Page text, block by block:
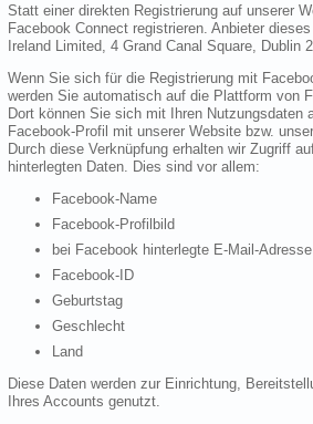
Statt einer direkten Registrierung auf unserer
Facebook Connect registrieren. Anbieter
Ireland Limited, 4 Grand Canal Square, Dublin
Wenn Sie sich für die Registrierung mit
werden Sie automatisch auf die Plattform von
Dort können Sie sich mit Ihren Nutzungsdaten
Facebook-Profil mit unserer Website bzw.
Durch diese Verknüpfung erhalten wir Zugriff
hinterlegten Daten. Dies sind vor allem:
Facebook-Name
Facebook-Profilbild
bei Facebook hinterlegte E-Mail-Adresse
Facebook-ID
Geburtstag
Geschlecht
Land
Diese Daten werden zur Einrichtung,
Ihres Accounts genutzt.